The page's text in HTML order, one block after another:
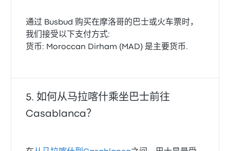
通过 Busbud 购买在摩洛哥的巴士或火车票时，
我们接受以下支付方式:
货币: Moroccan Dirham (MAD) 是主要货币.
如何从马拉喀什乘坐巴士前往
Casablanca？